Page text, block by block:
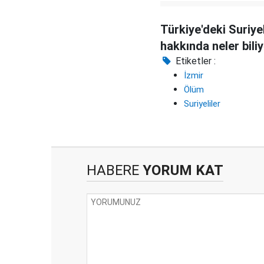
Türkiye'deki
hakkında neler
Etiketler :
İzmir
Ölüm
Suriyeliler
HABERE YORUM KAT